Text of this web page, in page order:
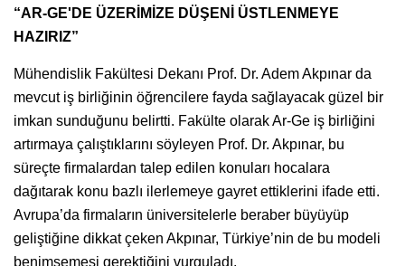
“AR-GE'DE ÜZERİMİZE DÜŞENİ ÜSTLENMEYE
HAZIRIZ”
Mühendislik Fakültesi Dekanı Prof. Dr. Adem Akpınar da
mevcut iş birliğinin öğrencilere fayda sağlayacak güzel bir
imkan sunduğunu belirtti. Fakülte olarak Ar-Ge iş birliğini
artırmaya çalıştıklarını söyleyen Prof. Dr. Akpınar, bu
süreçte firmalardan talep edilen konuları hocalara
dağıtarak konu bazlı ilerlemeye gayret ettiklerini ifade etti.
Avrupa’da firmaların üniversitelerle beraber büyüyüp
geliştiğine dikkat çeken Akpınar, Türkiye’nin de bu modeli
benimsemesi gerektiğini vurguladı.